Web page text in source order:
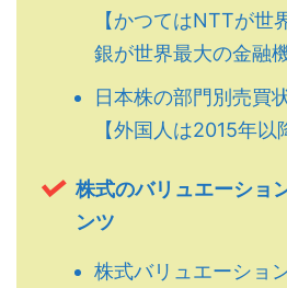
【かつてはNTTが世
銀が世界最大の金融
日本株の部門別売買
【外国人は2015年以
株式のバリュエーショ
ンツ
株式バリュエーショ